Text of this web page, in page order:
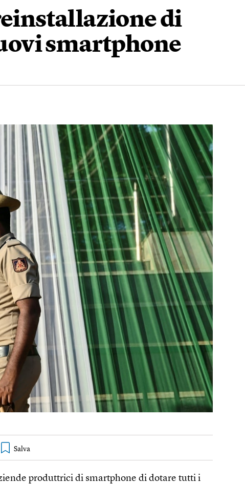
di
smartphone
produttrici di smartphone di dotare tutti i